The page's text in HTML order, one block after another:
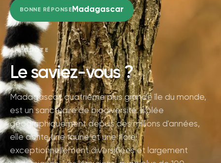
BONNE RÉPONSE Madagascar
ANECDOTE
Le saviez-vous ?
Madagascar, quatrième plus grande île du monde,
est un sanctuaire de biodiversité. Isolée
géographiquement depuis des millions d'années,
elle abrite une faune et une flore
exceptionnellement diversifiées et largement